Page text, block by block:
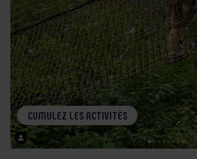
CUMULEZ LES ACTIVITÉS